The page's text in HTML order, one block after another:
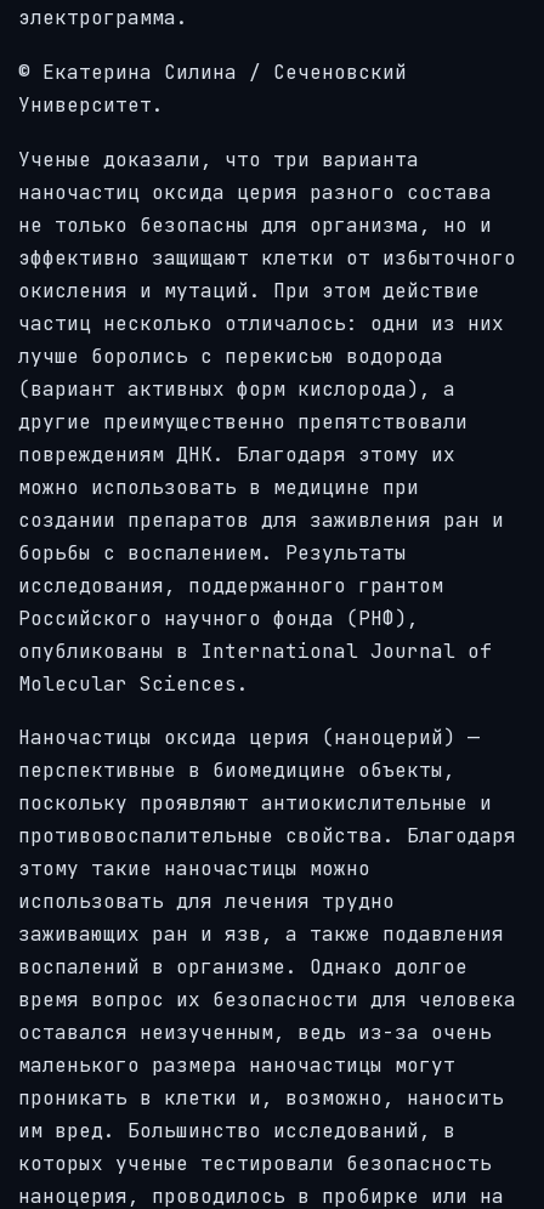
электрограмма.
© Екатерина Силина / Сеченовский
Университет.
Ученые доказали, что три варианта
наночастиц оксида церия разного состава
не только безопасны для организма, но и
эффективно защищают клетки от избыточного
окисления и мутаций. При этом действие
частиц несколько отличалось: одни из них
лучше боролись с перекисью водорода
(вариант активных форм кислорода), а
другие преимущественно препятствовали
повреждениям ДНК. Благодаря этому их
можно использовать в медицине при
создании препаратов для заживления ран и
борьбы с воспалением. Результаты
исследования, поддержанного грантом
Российского научного фонда (РНФ),
опубликованы в International Journal of
Molecular Sciences.
Наночастицы оксида церия (наноцерий) —
перспективные в биомедицине объекты,
поскольку проявляют антиокислительные и
противовоспалительные свойства. Благодаря
этому такие наночастицы можно
использовать для лечения трудно
заживающих ран и язв, а также подавления
воспалений в организме. Однако долгое
время вопрос их безопасности для человека
оставался неизученным, ведь из-за очень
маленького размера наночастицы могут
проникать в клетки и, возможно, наносить
им вред. Большинство исследований, в
которых ученые тестировали безопасность
наноцерия, проводилось в пробирке или на